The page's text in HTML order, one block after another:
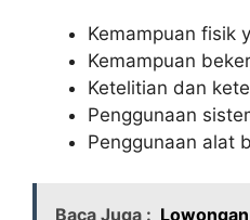
Kemampuan fisik
Kemampuan
Ketelitian dan
Penggunaan
Penggunaan alat
Baca Juga :